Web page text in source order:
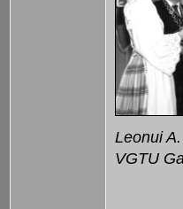
Leonui
VGTU